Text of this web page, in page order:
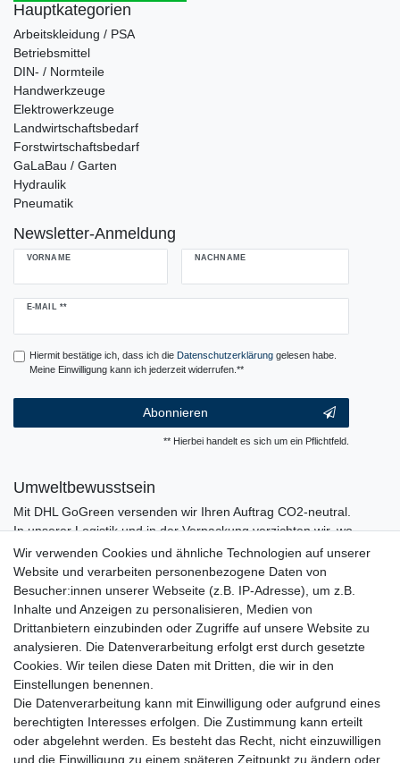
Hauptkategorien
Arbeitskleidung / PSA
Betriebsmittel
DIN- / Normteile
Handwerkzeuge
Elektrowerkzeuge
Landwirtschaftsbedarf
Forstwirtschaftsbedarf
GaLaBau / Garten
Hydraulik
Pneumatik
Newsletter-Anmeldung
VORNAME NACHNAME
E-MAIL **
Newsletter
Hiermit bestätige ich, dass ich die Daten­schutz­erklärunggelesen habe.
Meine Einwilligung kann ich jederzeit widerrufen.**
Abonnieren
** Hierbei handelt es sich um ein Pflichtfeld.
Umweltbewusstsein
Mit DHL GoGreen versenden wir Ihren Auftrag CO2-neutral.
In unserer Logistik und in der Verpackung verzichten wir, wo
immer es möglich ist, auf den Einsatz von Kunststoffen und
Plastik.
Wir verwenden Cookies und ähnliche Technologien auf unserer
Website und verarbeiten personenbezogene Daten von
Besucher:innen unserer Webseite (z.B. IP-Adresse), um z.B.
Inhalte und Anzeigen zu personalisieren, Medien von
Drittanbietern einzubinden oder Zugriffe auf unsere Website zu
analysieren. Die Datenverarbeitung erfolgt erst durch gesetzte
Cookies. Wir teilen diese Daten mit Dritten, die wir in den
Einstellungen benennen.
Die Datenverarbeitung kann mit Einwilligung oder aufgrund eines
berechtigten Interesses erfolgen. Die Zustimmung kann erteilt
oder abgelehnt werden. Es besteht das Recht, nicht einzuwilligen
und die Einwilligung zu einem späteren Zeitpunkt zu ändern oder